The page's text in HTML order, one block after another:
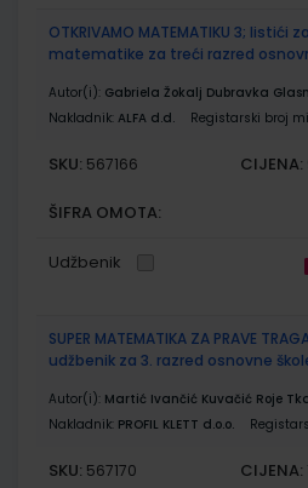
OTKRIVAMO MATEMATIKU 3;
matematike za treći razred
Autor(i): Gabriela Žokalj Dubravka
Nakladnik: ALFA d.d. Registarski broj
SKU: 567166 CIJENA:
ŠIFRA OMOTA:
Udžbenik
SUPER MATEMATIKA ZA PRAVE
udžbenik za 3. razred osnovne
Autor(i): Martić Ivančić Kuvačić Roje
Nakladnik: PROFIL KLETT d.o.o.
SKU: 567170 CIJENA: